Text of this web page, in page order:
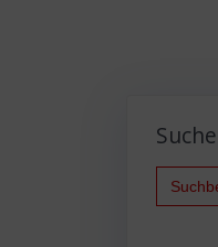
Search
for: